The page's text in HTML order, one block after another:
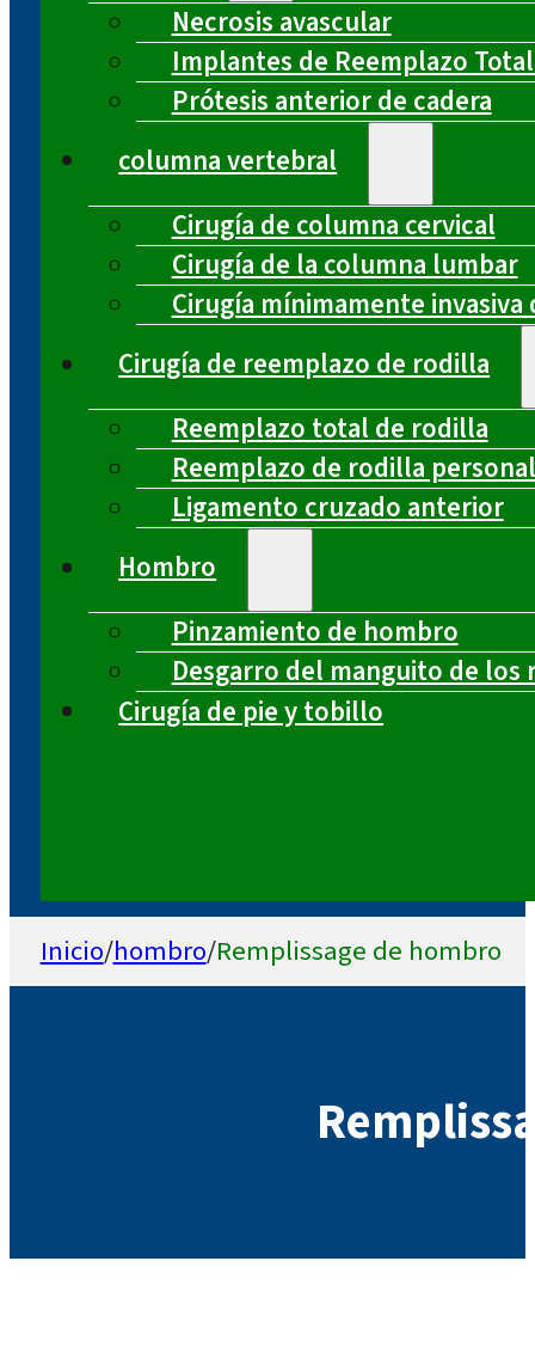
Necrosis avascular
Implantes de Reemplazo
Prótesis anterior de cadera
columna vertebral
Cirugía de columna cervical
Cirugía de la columna lumbar
Cirugía mínimamente
Cirugía de reemplazo de rodilla
Reemplazo total de rodilla
Reemplazo de rodilla
Ligamento cruzado anterior
Hombro
Pinzamiento de hombro
Desgarro del manguito de los
Cirugía de pie y tobillo
Inicio/hombro/Remplissage de hombro